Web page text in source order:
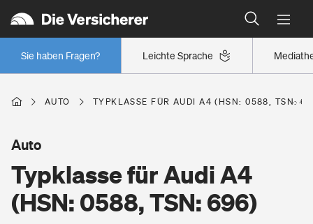
Leichte Sprache
Sie haben Fragen?
Wer versichert was: Jetzt Versicherer finden
Regionalklassen: So ist Ihre Region eingestuft
Wer versichert was: Jetzt Versicherer finden
Berufsunfähigkeitsversicherung
Erwerbsunfähigkeitsversicherung
Wohnen
AUTO TYPKLASSE FÜR AUDI A4 (HSN: 0588, TSN:
Typklasse für Audi A4
(HSN: 0588, TSN: 696)
Auto